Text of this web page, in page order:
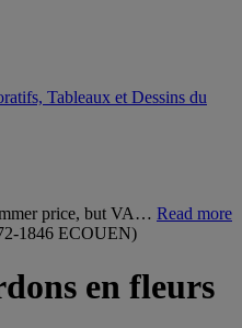
Tableaux et Dessins du
price, but VA… Read more
1846 ECOUEN)
en fleurs